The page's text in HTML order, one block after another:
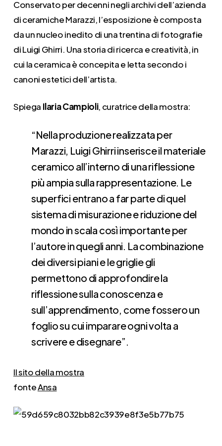
Conservato per decenni negli archivi dell’azienda
di ceramiche Marazzi, l’esposizione è composta
da un nucleo inedito di una trentina di fotografie
di Luigi Ghirri. Una storia di ricerca e creatività, in
cui la ceramica è concepita e letta secondo i
canoni estetici dell’artista.
Spiega Ilaria Campioli, curatrice della mostra:
“Nella produzione realizzata per
Marazzi, Luigi Ghirri inserisce il materiale
ceramico all’interno di una riflessione
più ampia sulla rappresentazione. Le
superfici entrano a far parte di quel
sistema di misurazione e riduzione del
mondo in scala così importante per
l’autore in quegli anni. La combinazione
dei diversi piani e le griglie gli
permettono di approfondire la
riflessione sulla conoscenza e
sull’apprendimento, come fossero un
foglio su cui imparare ogni volta a
scrivere e disegnare”.
Il sito della mostra
fonteAnsa